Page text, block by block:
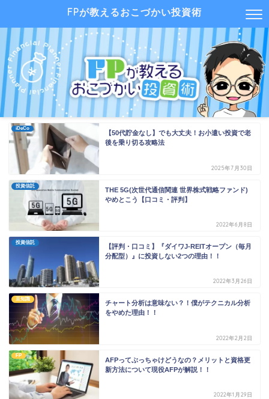
FPが教えるおこづかい投資術
iDeCo
【50代貯金なし】でも大丈夫！お小遣い投資で老
後を乗り切る攻略法
2025年7月30日
投資信託
THE 5G(次世代通信関連 世界株式戦略ファンド)
やめとこう【口コミ・評判】
2022年6月8日
投資信託
【評判・口コミ】『ダイワJ-REITオープン（毎月
分配型）』に投資しない2つの理由！！
2022年3月26日
豆知識
チャート分析は意味ない？！僕がテクニカル分析
をやめた理由！！
2022年2月2日
FP
AFPってぶっちゃけどうなの？メリットと資格更
新方法について現役AFPが解説！！
2022年1月29日